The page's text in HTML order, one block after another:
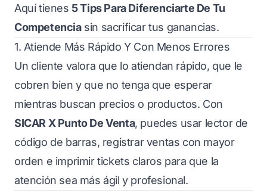
Aquí tienes 5 Tips Para Diferenciarte De Tu
Competenciasin sacrificar tus ganancias.
1. Atiende Más Rápido Y Con Menos Errores
Un cliente valora que lo atiendan rápido, que le
cobren bien y que no tenga que esperar
mientras buscan precios o productos. Con
SICAR X Punto De Venta, puedes usar lector de
código de barras, registrar ventas con mayor
orden e imprimir tickets claros para que la
atención sea más ágil y profesional.